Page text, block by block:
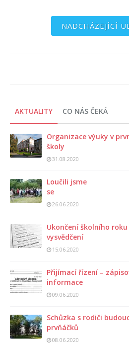
NADCHÁZEJÍCÍ
AKTUALITY CO NÁS ČEKÁ
Organizace výuky v
školy
31.08.2020
Loučili jsme
se
26.06.2020
Ukončení školního
vysvědčení
15.06.2020
Přijímací řízení –
informace
09.06.2020
Schůzka s rodiči
prvňáčků
08.06.2020